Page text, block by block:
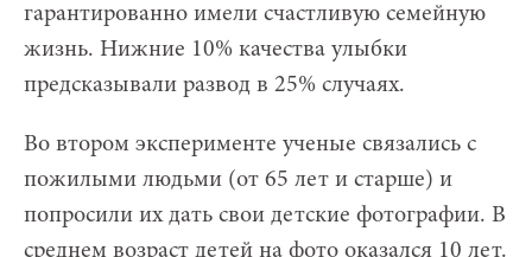
гарантированно имели счастливую семейную
жизнь. Нижние 10% качества улыбки
предсказывали развод в 25% случаях.
Во втором эксперименте ученые связались с
пожилыми людьми (от 65 лет и старше) и
попросили их дать свои детские фотографии. В
среднем возраст детей на фото оказался 10 лет.